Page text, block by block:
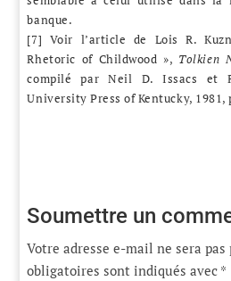
banque.
[7] Voir l’article de Lois R.
Rhetoric of Childwood », Tolkien
compilé par Neil D. Issacs et
University Press of Kentucky, 1981,
Soumettre un
Votre adresse e-mail ne sera pas
obligatoires sont indiqués avec *